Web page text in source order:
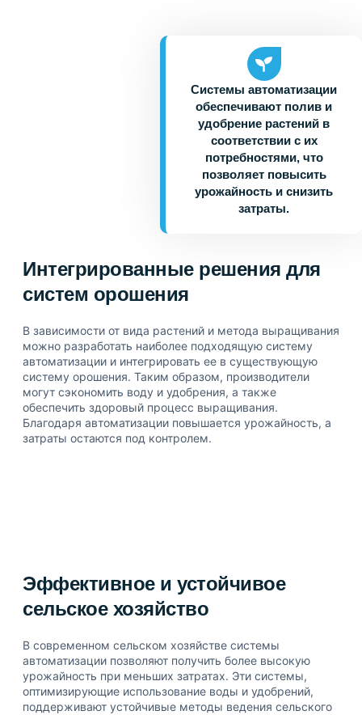
Системы автоматизации
обеспечивают полив и
удобрение растений в
соответствии с их
потребностями, что
позволяет повысить
урожайность и снизить
затраты.
Интегрированные решения для
систем орошения
В зависимости от вида растений и метода выращивания
можно разработать наиболее подходящую систему
автоматизации и интегрировать ее в существующую
систему орошения. Таким образом, производители
могут сэкономить воду и удобрения, а также
обеспечить здоровый процесс выращивания.
Благодаря автоматизации повышается урожайность, а
затраты остаются под контролем.
Эффективное и устойчивое
сельское хозяйство
В современном сельском хозяйстве системы
автоматизации позволяют получить более высокую
урожайность при меньших затратах. Эти системы,
оптимизирующие использование воды и удобрений,
поддерживают устойчивые методы ведения сельского